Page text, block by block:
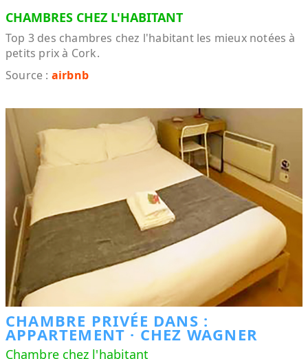
CHAMBRES CHEZ L'HABITANT
Top 3 des chambres chez l'habitant les mieux notées à
petits prix à Cork.
Source : airbnb
CHAMBRE PRIVÉE DANS :
APPARTEMENT ⸱ CHEZ WAGNER
Chambre chez l'habitant